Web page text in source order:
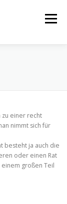
Menü
zu einer recht
nimmt sich für
besteht ja auch die
oder einen Rat
großen Teil